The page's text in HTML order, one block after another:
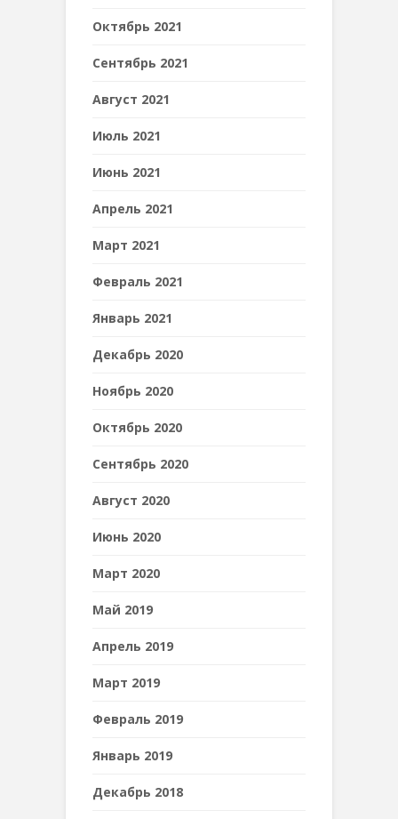
Октябрь 2021
Сентябрь 2021
Август 2021
Июль 2021
Июнь 2021
Апрель 2021
Март 2021
Февраль 2021
Январь 2021
Декабрь 2020
Ноябрь 2020
Октябрь 2020
Сентябрь 2020
Август 2020
Июнь 2020
Март 2020
Май 2019
Апрель 2019
Март 2019
Февраль 2019
Январь 2019
Декабрь 2018